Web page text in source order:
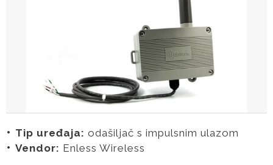
Tip uređaja: odašiljač s impulsnim ulazom
Vendor: Enless Wireless